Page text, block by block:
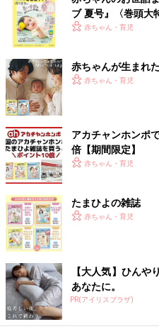
ブ 夏号』〈巻頭大
く！ おっぱい・ミ
赤ちゃん・育児
赤ちゃんが生まれ
赤ちゃん・育児
アカチャンホンポ
倍【期間限定】
赤ちゃん・育児
たまひよの雑誌
赤ちゃん・育児
【大人気】ひんや
あなたに。
PR(アイリスプラザ)